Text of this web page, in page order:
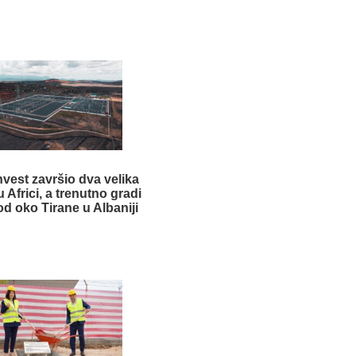
završio dva velika
Africi, a trenutno gradi
oko Tirane u Albaniji